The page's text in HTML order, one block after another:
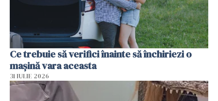
Ce trebuie să verifici înainte să închiriezi o
mașină vara aceasta
31 IULIE 2026